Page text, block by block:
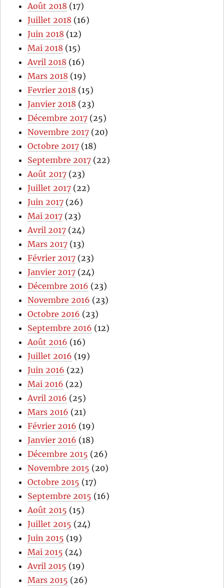
Août 2018 (17)
Juillet 2018 (16)
Juin 2018 (12)
Mai 2018 (15)
Avril 2018 (16)
Mars 2018 (19)
Fevrier 2018 (15)
Janvier 2018 (23)
Décembre 2017 (25)
Novembre 2017 (20)
Octobre 2017 (18)
Septembre 2017 (22)
Août 2017 (23)
Juillet 2017 (22)
Juin 2017 (26)
Mai 2017 (23)
Avril 2017 (24)
Mars 2017 (13)
Février 2017 (23)
Janvier 2017 (24)
Décembre 2016 (23)
Novembre 2016 (23)
Octobre 2016 (23)
Septembre 2016 (12)
Août 2016 (16)
Juillet 2016 (19)
Juin 2016 (22)
Mai 2016 (22)
Avril 2016 (25)
Mars 2016 (21)
Février 2016 (19)
Janvier 2016 (18)
Décembre 2015 (26)
Novembre 2015 (20)
Octobre 2015 (17)
Septembre 2015 (16)
Août 2015 (15)
Juillet 2015 (24)
Juin 2015 (19)
Mai 2015 (24)
Avril 2015 (19)
Mars 2015 (26)